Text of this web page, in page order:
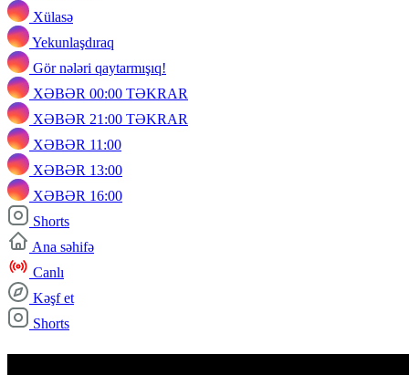
Xülasə
Yekunlaşdıraq
Gör nələri qaytarmışıq!
XƏBƏR 00:00 TƏKRAR
XƏBƏR 21:00 TƏKRAR
XƏBƏR 11:00
XƏBƏR 13:00
XƏBƏR 16:00
Shorts
Ana səhifə
Canlı
Kəşf et
Shorts